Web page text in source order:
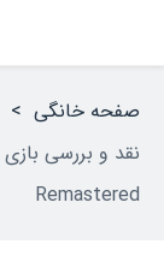
صفحه خانگی >
Remastered